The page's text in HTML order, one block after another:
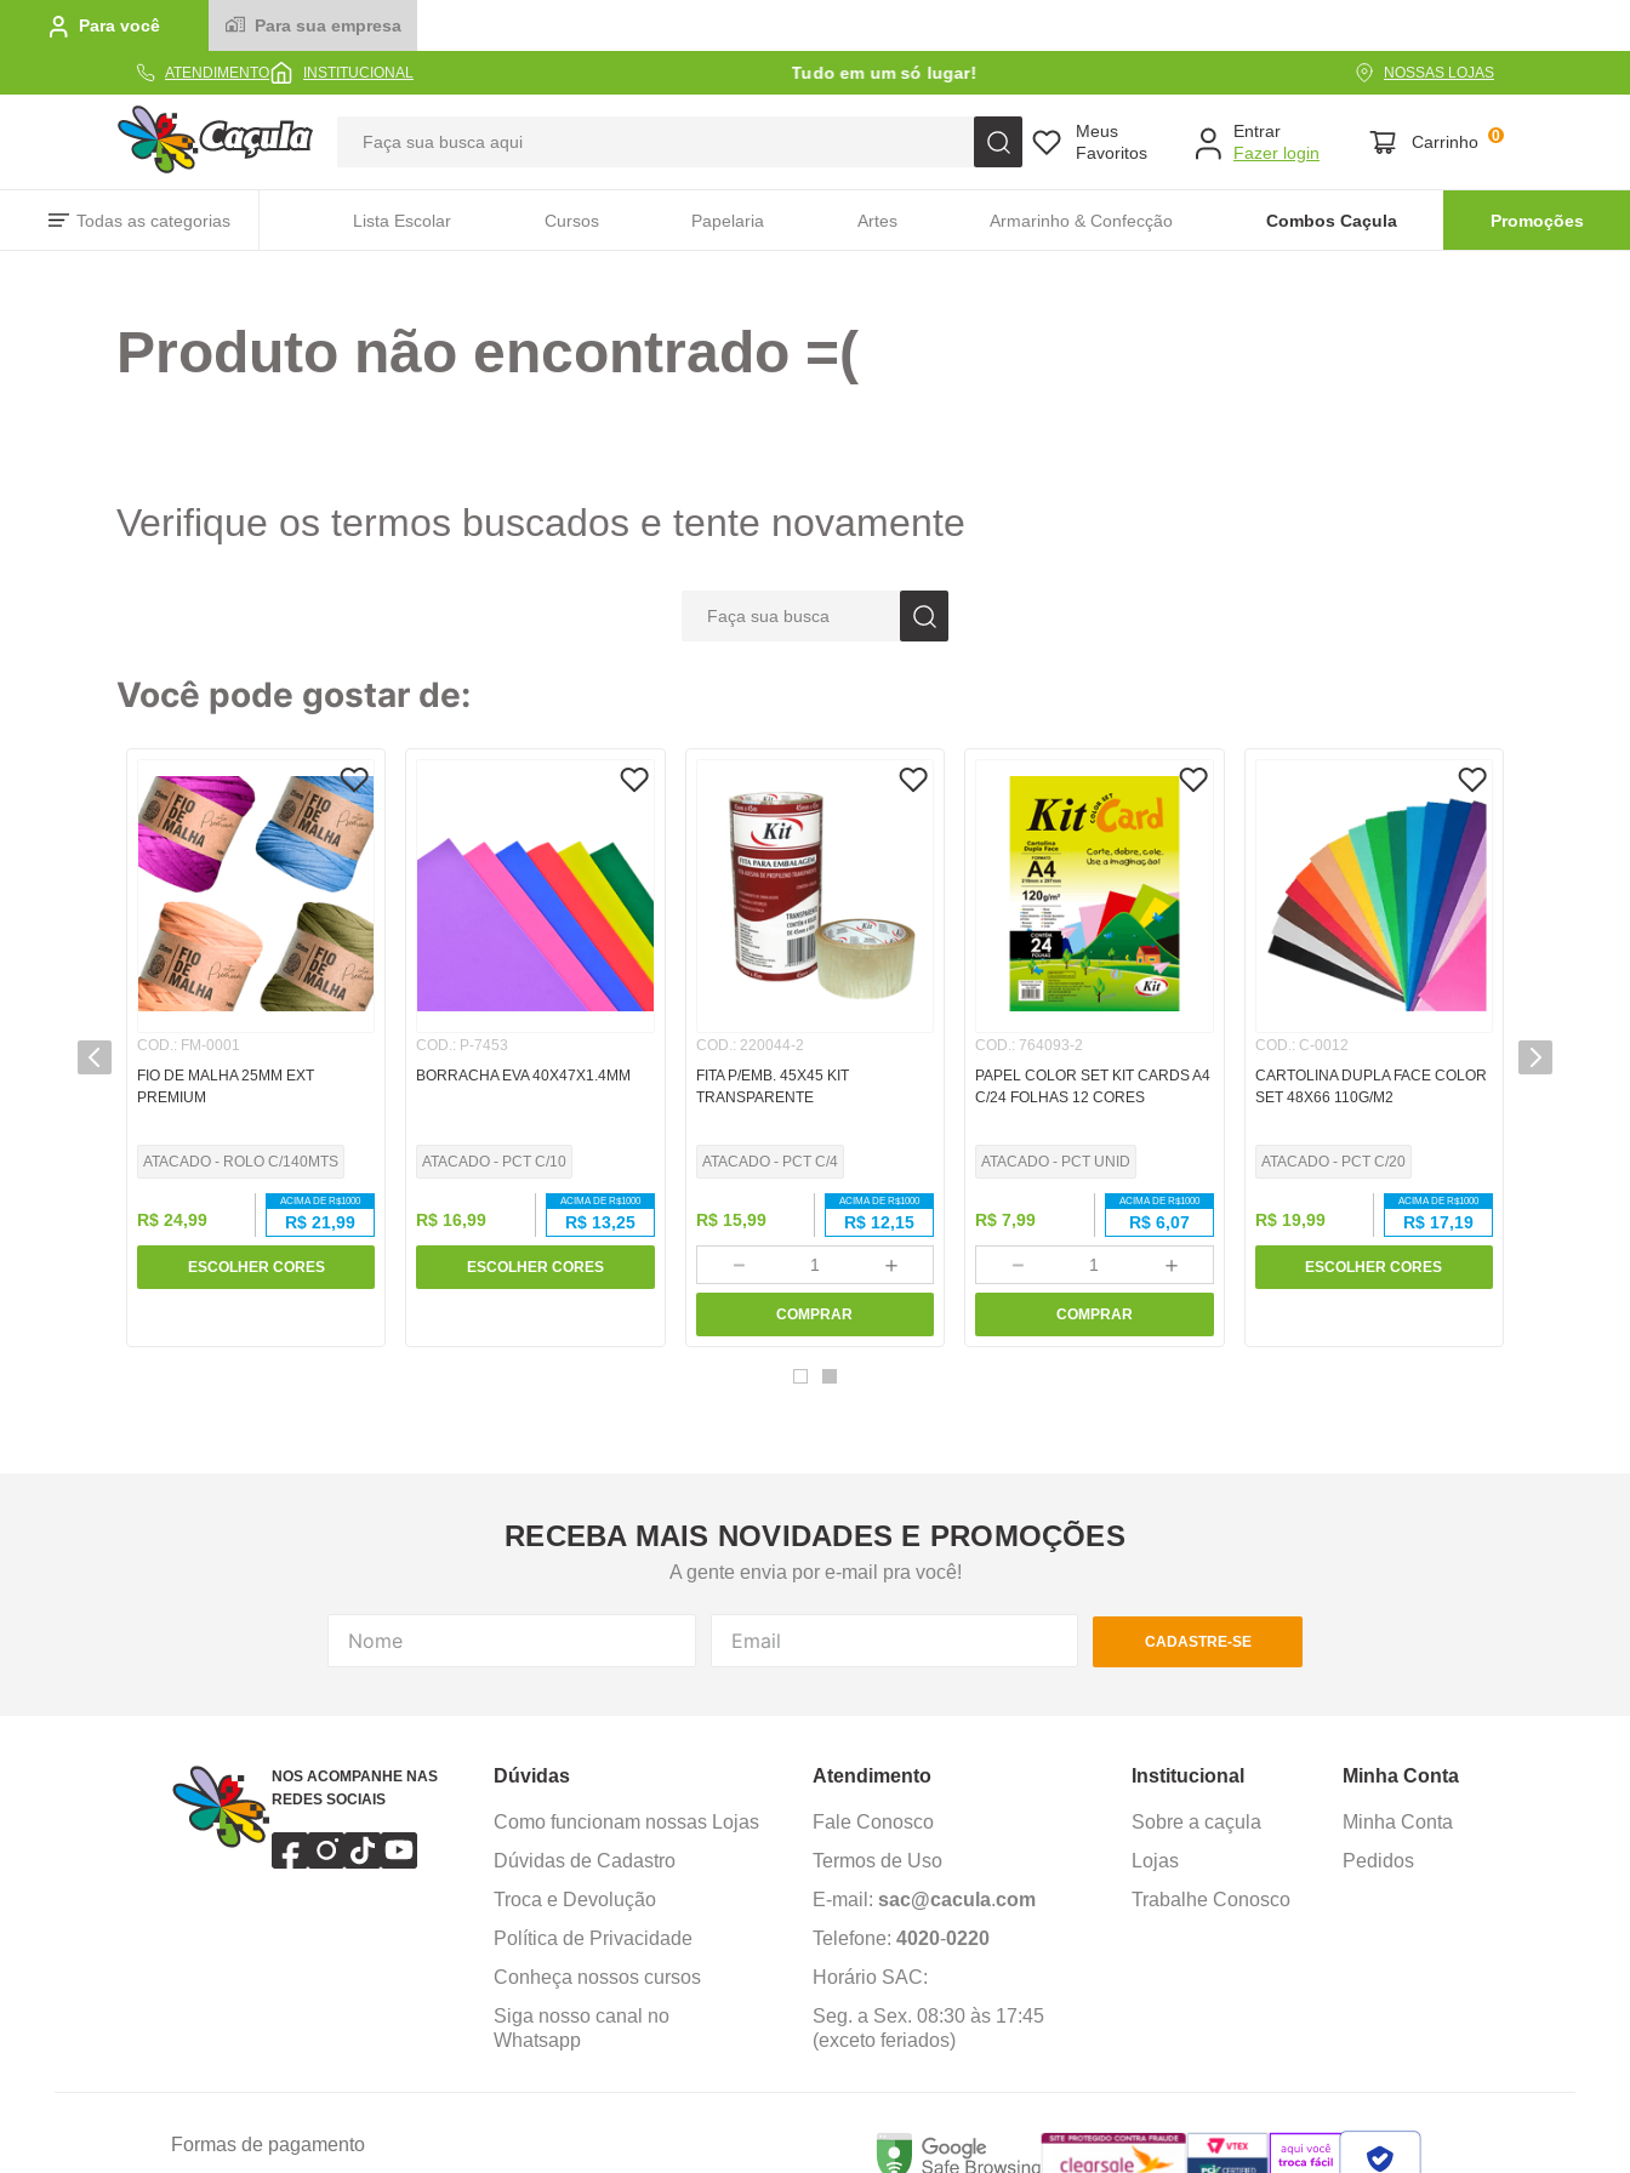
Para você Para sua empresa
ATENDIMENTO INSTITUCIONAL Tudo em um só lugar! NOSSAS LOJAS
Meus
Favoritos
Entrar
Carrinho 0
Todas as categorias Lista Escolar Cursos Papelaria Artes Armarinho & Confecção Combos Caçula Promoções
Produto não encontrado =(
Verifique os termos buscados e tente novamente
Faça sua busca
Você pode gostar de:
COD.: FM-0001
FIO DE MALHA 25MM EXT
PREMIUM
ATACADO - ROLO C/140MTS
R$ 24,99
ACIMA DE R$1000
R$21,99
ESCOLHER CORES
COD.: P-7453
BORRACHA EVA 40X47X1.4MM
ATACADO - PCT C/10
R$ 16,99
ACIMA DE R$1000
R$ 13,25
ESCOLHER CORES
COD.: 220044-2
FITA P/EMB. 45X45 KIT
TRANSPARENTE
ATACADO - PCT C/4
R$ 15,99
ACIMA DE R$1000
R$ 12,15
＋
－
COMPRAR
COD.: 764093-2
PAPEL COLOR SET KIT CARDS A4
C/24 FOLHAS 12 CORES
ATACADO - PCT UNID
R$ 7,99
ACIMA DE R$1000
R$ 6,07
＋
－
COMPRAR
COD.: C-0012
CARTOLINA DUPLA FACE COLOR
SET 48X66 110G/M2
ATACADO - PCT C/20
R$ 19,99
ACIMA DE R$1000
R$ 17,19
ESCOLHER CORES
RECEBA MAIS NOVIDADES E PROMOÇÕES
A gente envia por e-mail pra você!
CADASTRE-SE
NOS ACOMPANHE NAS
REDES SOCIAIS
Dúvidas
Como funcionam nossas Lojas
Dúvidas de Cadastro
Troca e Devolução
Política de Privacidade
Conheça nossos cursos
Siga nosso canal no
Whatsapp
Atendimento
Fale Conosco
Termos de Uso
E-mail: sac@cacula.com
Telefone: 4020-0220
Horário SAC:
Seg. a Sex. 08:30 às 17:45
(exceto feriados)
Institucional
Sobre a caçula
Lojas
Trabalhe Conosco
Minha Conta
Minha Conta
Pedidos
Formas de pagamento
TERMOS MAIS BUSCADOS
3 caneta
TERMOS MAIS BUSCADOS
4 tecido
caixa
9º barbante